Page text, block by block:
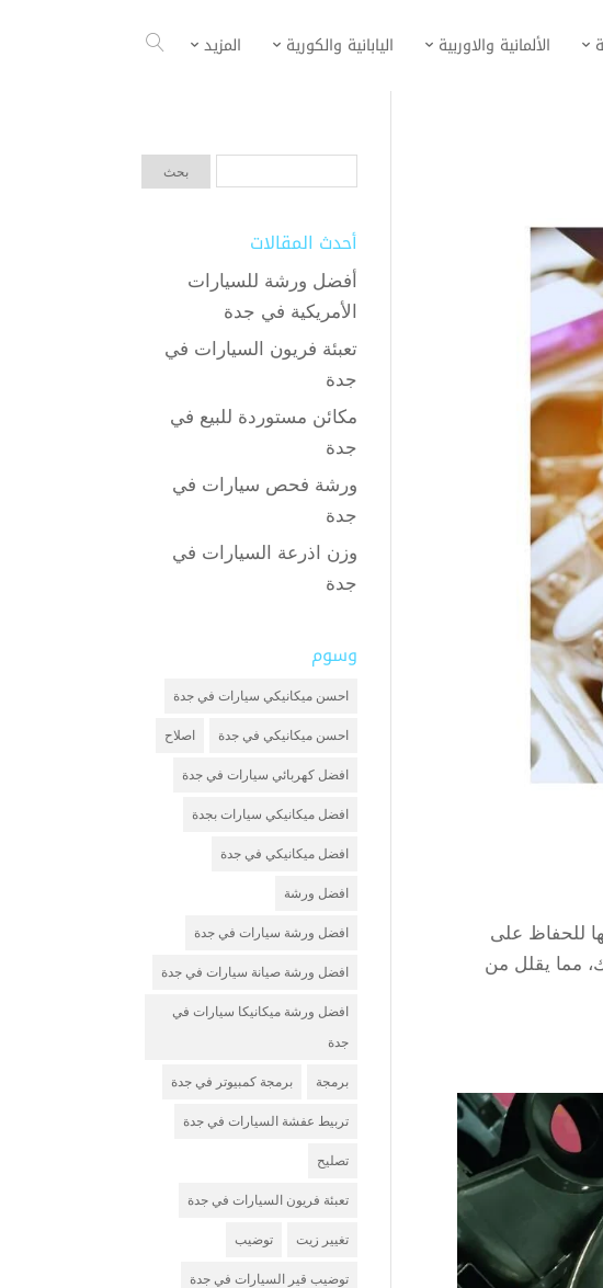
الألمانية والاوربية اليابانية والكورية المزيد
للحفاظ على
مما يقلل من
أحدث المقالات
أفضل ورشة للسيارات
الأمريكية في جدة
تعبئة فريون السيارات في
جدة
مكائن مستوردة للبيع في
جدة
ورشة فحص سيارات في
جدة
وزن اذرعة السيارات في
جدة
وسوم
احسن ميكانيكي سيارات في جدة
احسن ميكانيكي في جدة اصلاح
افضل كهربائي سيارات في جدة
افضل ميكانيكي سيارات بجدة
افضل ميكانيكي في جدة
افضل ورشة
افضل ورشة سيارات في جدة
افضل ورشة صيانة سيارات في جدة
افضل ورشة ميكانيكا سيارات في
جدة
برمجة برمجة كمبيوتر في جدة
تربيط عفشة السيارات في جدة
تصليح
تعبئة فريون السيارات في جدة
تغيير زيت توضيب
توضيب قير السيارات في جدة